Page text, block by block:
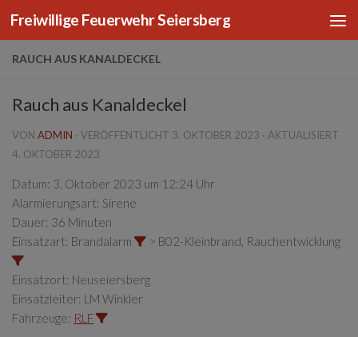
Zum Inhalt springen
Freiwillige Feuerwehr Seiersberg
RAUCH AUS KANALDECKEL
Rauch aus Kanaldeckel
VON ADMIN · VERÖFFENTLICHT 3. OKTOBER 2023 · AKTUALISIERT
4. OKTOBER 2023
Datum: 3. Oktober 2023 um 12:24 Uhr
Alarmierungsart: Sirene
Dauer: 36 Minuten
Einsatzart: Brandalarm > B02-Kleinbrand, Rauchentwicklung
Einsatzort: Neuseiersberg
Einsatzleiter: LM Winkler
Fahrzeuge: RLF